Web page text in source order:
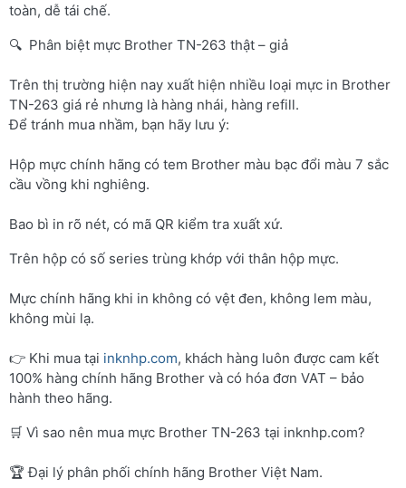
toàn, dễ tái chế.
🔍 Phân biệt mực Brother TN-263 thật – giả
Trên thị trường hiện nay xuất hiện nhiều loại mực in Brother
TN-263 giá rẻ nhưng là hàng nhái, hàng refill.
Để tránh mua nhầm, bạn hãy lưu ý:
Hộp mực chính hãng có tem Brother màu bạc đổi màu 7 sắc
cầu vồng khi nghiêng.
Bao bì in rõ nét, có mã QR kiểm tra xuất xứ.
Trên hộp có số series trùng khớp với thân hộp mực.
Mực chính hãng khi in không có vệt đen, không lem màu,
không mùi lạ.
👉 Khi mua tại inknhp.com, khách hàng luôn được cam kết
100% hàng chính hãng Brother và có hóa đơn VAT – bảo
hành theo hãng.
🛒 Vì sao nên mua mực Brother TN-263 tại inknhp.com?
🏆 Đại lý phân phối chính hãng Brother Việt Nam.